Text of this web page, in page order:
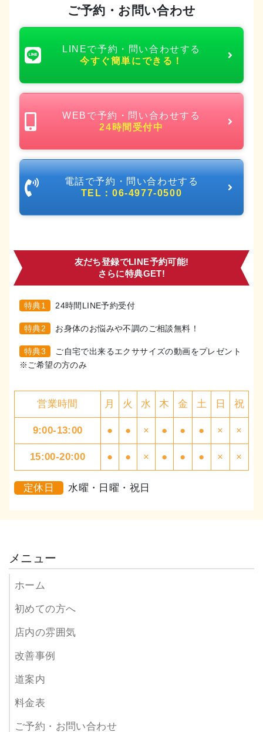
ご予約・お問い合わせ
LINEで予約・問い合わせする
今すぐ簡単にできる！
WEBで予約・問い合わせする
24時間受付中
電話で予約・問い合わせする
TEL：06-4977-0500
友だち登録でLINE予約可能!
さらに特典GET!
特典1 24時間LINE予約受付
特典2 お身体のお悩みや不調のご相談無料！
特典3
ご自宅で出来るエクササイズの動画をプレゼント
※ご希望の方のみ
営業時間 月 火 水 木 金 土 日 祝
9:00-13:00 ● ● × ● ● ● × ×
15:00-20:00 ● ● × ● ● ● × ×
定休日 水曜・日曜・祝日
メニュー
ホーム
初めての方へ
店内の雰囲気
改善事例
道案内
料金表
ご予約・お問い合わせ